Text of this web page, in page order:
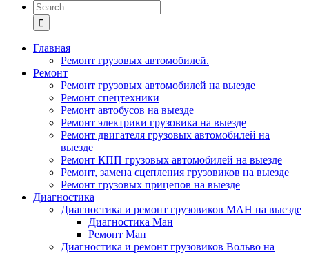
Главная
Ремонт грузовых автомобилей.
Ремонт
Ремонт грузовых автомобилей на выезде
Ремонт спецтехники
Ремонт автобусов на выезде
Ремонт электрики грузовика на выезде
Ремонт двигателя грузовых автомобилей на
выезде
Ремонт КПП грузовых автомобилей на выезде
Ремонт, замена сцепления грузовиков на выезде
Ремонт грузовых прицепов на выезде
Диагностика
Диагностика и ремонт грузовиков МАН на выезде
Диагностика Ман
Ремонт Ман
Диагностика и ремонт грузовиков Вольво на